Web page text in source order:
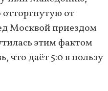
от
Москвой приездом
этим фактом
что даёт 5:0 в пользу